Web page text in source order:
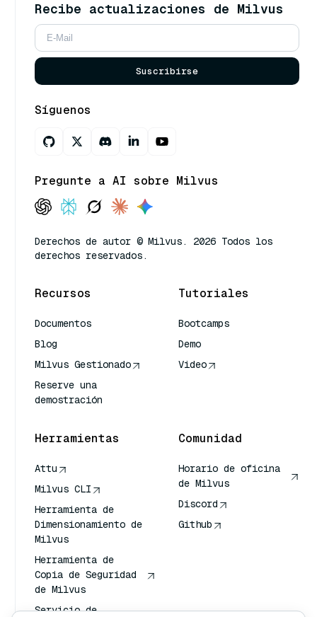
Recibe actualizaciones de Milvus
Suscribirse
Síguenos
Pregunte a AI sobre Milvus
Derechos de autor © Milvus. 2026 Todos los
derechos reservados.
Recursos
Documentos
Blog
Milvus Gestionado
Reserve una
demostración
Tutoriales
Bootcamps
Demo
Video
Herramientas
Attu
Milvus CLI
Herramienta de
Dimensionamiento de
Milvus
Herramienta de
Copia de Seguridad
de Milvus
Servicio de
Comunidad
Horario de oficina
de Milvus
Discord
Github